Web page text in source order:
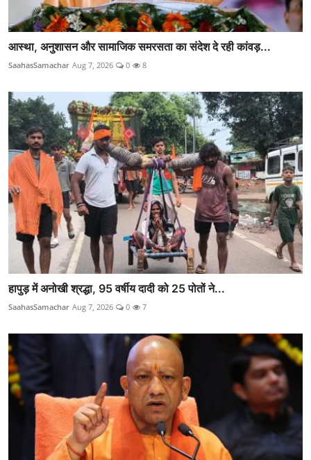
आस्था, अनुशासन और सामाजिक समरसता का संदेश दे रही कांवड़...
SaahasSamachar Aug 7, 2026 0 8
हापुड़ में अनोखी श्रद्धा, 95 वर्षीय दादी को 25 पोतों ने...
SaahasSamachar Aug 7, 2026 0 7